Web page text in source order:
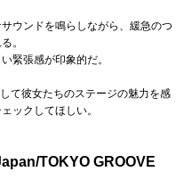
ウンドを鳴らしながら、緩急のつ
。
緊張感が印象的だ。
て彼女たちのステージの魅力を感
ックしてほしい。
TOKYO GROOVE